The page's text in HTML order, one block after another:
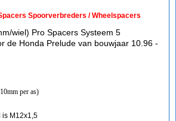
Spoorverbreders / Wheelspacers
wiel) Pro Spacers Systeem 5
de Honda Prelude van bouwjaar 10.96 -
per as)
is M12x1,5